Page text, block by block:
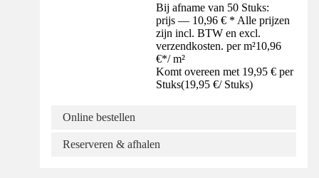
Bij afname van 50 Stuks:
prijs — 10,96 € * Alle prijzen
zijn incl. BTW en excl.
verzendkosten. per m²10,96
€*/ m²
Komt overeen met 19,95 € per
Stuks(19,95 €/ Stuks)
Online bestellen
Reserveren & afhalen